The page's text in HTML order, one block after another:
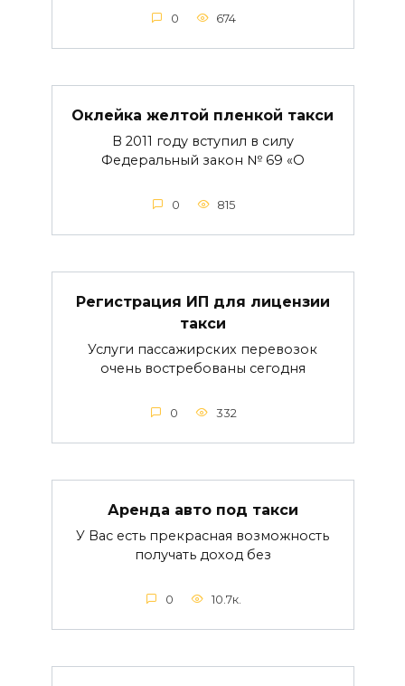
0 674
Оклейка желтой пленкой такси
В 2011 году вступил в силу
Федеральный закон № 69 «О
0 815
Регистрация ИП для лицензии
такси
Услуги пассажирских перевозок
очень востребованы сегодня
0 332
Аренда авто под такси
У Вас есть прекрасная возможность
получать доход без
0 10.7к.